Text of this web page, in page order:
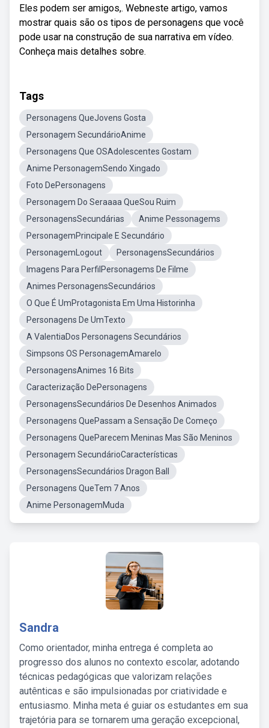
Eles podem ser amigos,. Webneste artigo, vamos
mostrar quais são os tipos de personagens que você
pode usar na construção de sua narrativa em vídeo.
Conheça mais detalhes sobre.
Tags
Personagens QueJovens Gosta
Personagem SecundárioAnime
Personagens Que OSAdolescentes Gostam
Anime PersonagemSendo Xingado
Foto DePersonagens
Personagem Do Seraaaa QueSou Ruim
PersonagensSecundárias
Anime Pessonagems
PersonagemPrincipale E Secundário
PersonagemLogout
PersonagensSecundários
Imagens Para PerfilPersonagems De Filme
Animes PersonagensSecundários
O Que É UmProtagonista Em Uma Historinha
Personagens De UmTexto
A ValentiaDos Personagens Secundários
Simpsons OS PersonagemAmarelo
PersonagensAnimes 16 Bits
Caracterização DePersonagens
PersonagensSecundários De Desenhos Animados
Personagens QuePassam a Sensação De Começo
Personagens QueParecem Meninas Mas São Meninos
Personagem SecundárioCaracterísticas
PersonagensSecundários Dragon Ball
Personagens QueTem 7 Anos
Anime PersonagemMuda
Sandra
Como orientador, minha entrega é completa ao
progresso dos alunos no contexto escolar, adotando
técnicas pedagógicas que valorizam relações
autênticas e são impulsionadas por criatividade e
entusiasmo. Minha meta é guiar os estudantes em sua
trajetória para se tornarem uma geração excepcional,